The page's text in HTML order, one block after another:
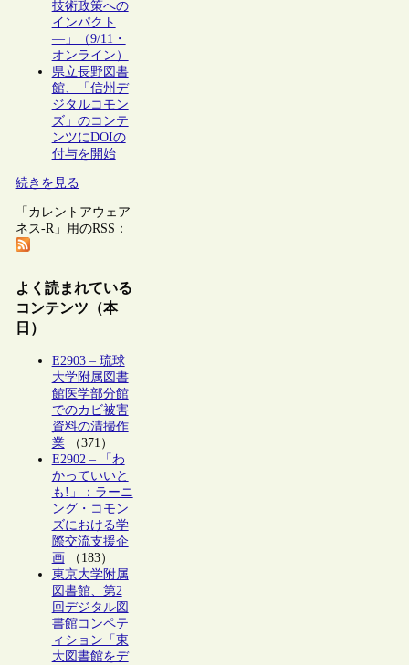
技術政策への
インパクト
―」（9/11・
オンライン）
県立長野図書
館、「信州デ
ジタルコモン
ズ」のコンテ
ンツにDOIの
付与を開始
続きを見る
「カレントアウェア
ネス-R」用のRSS：
よく読まれている
コンテンツ（本
日）
E2903 – 琉球
大学附属図書
館医学部分館
でのカビ被害
資料の清掃作
業（371）
E2902 – 「わ
かっていいと
も!」：ラーニ
ング・コモン
ズにおける学
際交流支援企
画 （183）
東京大学附属
図書館、第2
回デジタル図
書館コンペテ
ィション「東
大図書館をデ